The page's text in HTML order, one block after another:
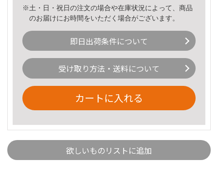
※土・日・祝日の注文の場合や在庫状況によって、商品
のお届けにお時間をいただく場合がございます。
即日出荷条件について
受け取り方法・送料について
カートに入れる
欲しいものリストに追加